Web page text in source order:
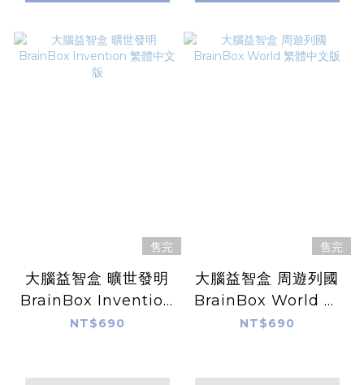
售完
大腦益智盒 曠世發明
BrainBox Invention
繁體中文版
NT$690
售完
大腦益智盒 周遊列國
BrainBox World 繁
體中文版
NT$690